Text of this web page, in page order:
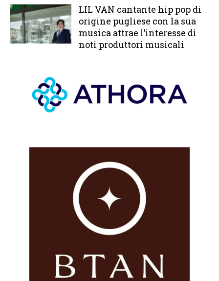
LIL VAN cantante hip pop di
origine pugliese con la sua
musica attrae l’interesse di
noti produttori musicali